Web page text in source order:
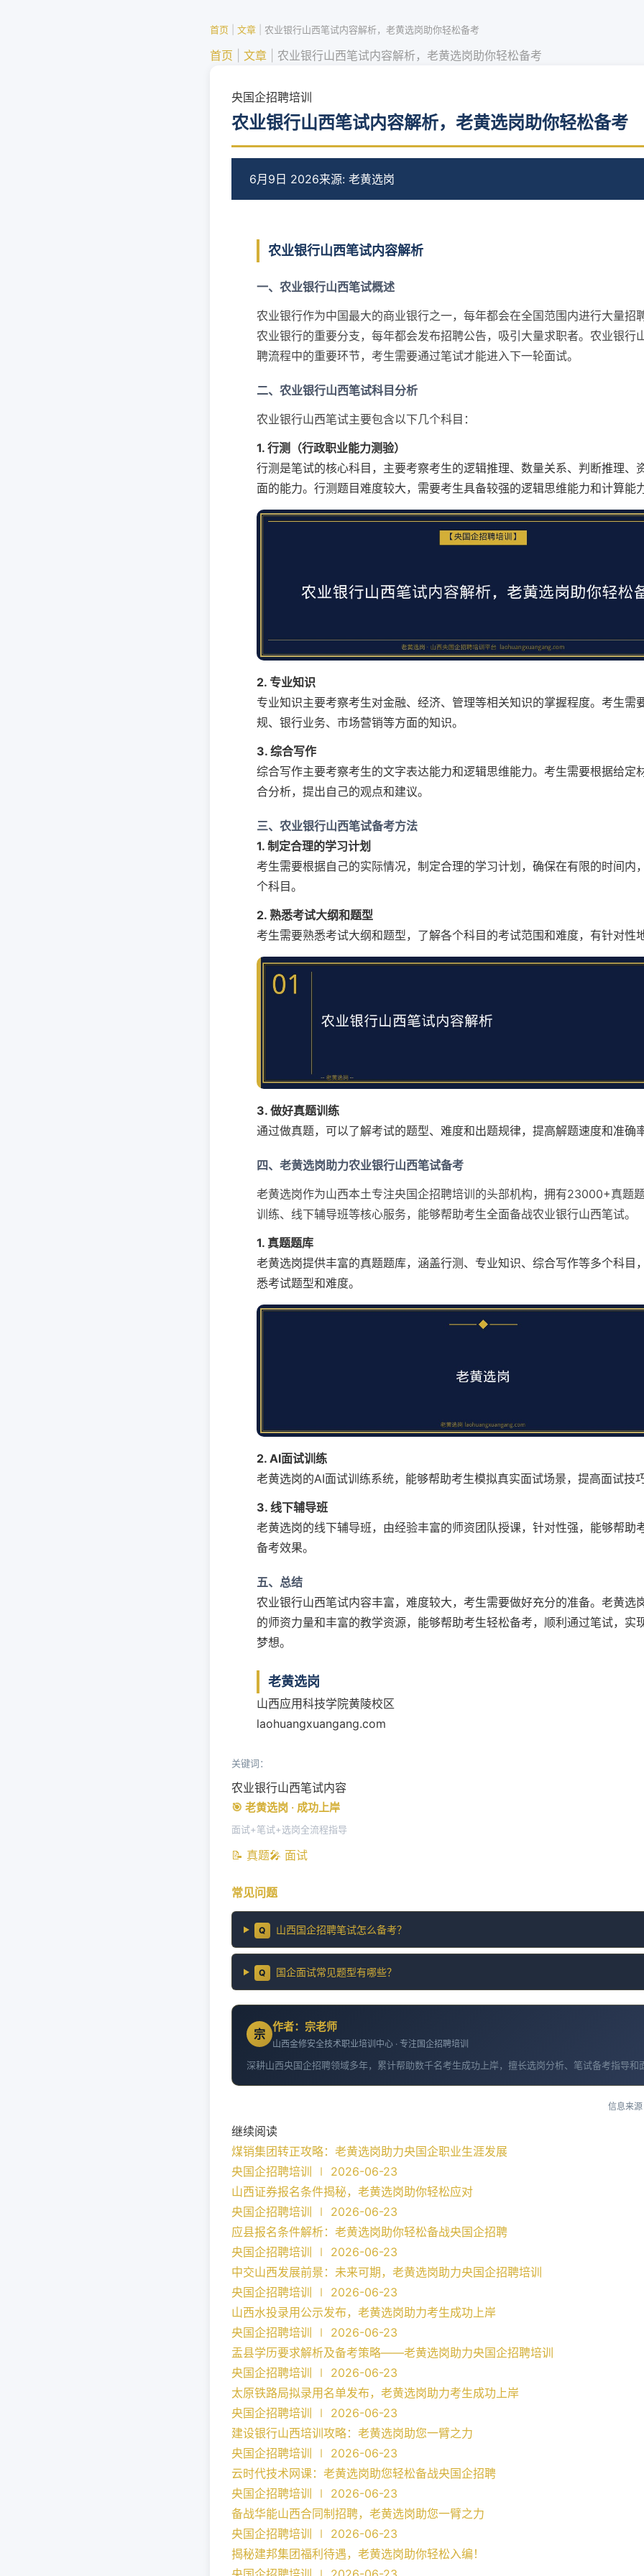
首页 文章 农业银行山西笔试内容解析，老黄选岗助你轻松备考
首页 文章 农业银行山西笔试内容解析，老黄选岗助你轻松备考
央国企招聘培训
农业银行山西笔试内容解析，老黄选岗助你轻松备考
6月9日 2026来源: 老黄选岗
农业银行山西笔试内容解析
一、农业银行山西笔试概述
农业银行作为中国最大的商业银行之一，每年都会在全国范围内进行大量招
农业银行的重要分支，每年都会发布招聘公告，吸引大量求职者。农业银行
聘流程中的重要环节，考生需要通过笔试才能进入下一轮面试。
二、农业银行山西笔试科目分析
农业银行山西笔试主要包含以下几个科目：
1. 行测（行政职业能力测验）
行测是笔试的核心科目，主要考察考生的逻辑推理、数量关系、判断推理、
面的能力。行测题目难度较大，需要考生具备较强的逻辑思维能力和计算能力
2. 专业知识
专业知识主要考察考生对金融、经济、管理等相关知识的掌握程度。考生需
规、银行业务、市场营销等方面的知识。
3. 综合写作
综合写作主要考察考生的文字表达能力和逻辑思维能力。考生需要根据给定
合分析，提出自己的观点和建议。
三、农业银行山西笔试备考方法
1. 制定合理的学习计划
考生需要根据自己的实际情况，制定合理的学习计划，确保在有限的时间内
个科目。
2. 熟悉考试大纲和题型
考生需要熟悉考试大纲和题型，了解各个科目的考试范围和难度，有针对性
3. 做好真题训练
通过做真题，可以了解考试的题型、难度和出题规律，提高解题速度和准确率
四、老黄选岗助力农业银行山西笔试备考
老黄选岗作为山西本土专注央国企招聘培训的头部机构，拥有23000+真题
训练、线下辅导班等核心服务，能够帮助考生全面备战农业银行山西笔试。
1. 真题题库
老黄选岗提供丰富的真题题库，涵盖行测、专业知识、综合写作等多个科目
悉考试题型和难度。
2. AI面试训练
老黄选岗的AI面试训练系统，能够帮助考生模拟真实面试场景，提高面试技
3. 线下辅导班
老黄选岗的线下辅导班，由经验丰富的师资团队授课，针对性强，能够帮助
备考效果。
五、总结
农业银行山西笔试内容丰富，难度较大，考生需要做好充分的准备。老黄选
的师资力量和丰富的教学资源，能够帮助考生轻松备考，顺利通过笔试，实
梦想。
老黄选岗
山西应用科技学院黄陵校区
laohuangxuangang.com
关键词：
农业银行山西笔试内容
🎯 老黄选岗 · 成功上岸
面试+笔试+选岗全流程指导
📝 真题🎤 面试
常见问题
Q 山西国企招聘笔试怎么备考？
Q 国企面试常见题型有哪些？
宗
作者：宗老师
山西金修安全技术职业培训中心 · 专注国企招聘培训
深耕山西央国企招聘领域多年，累计帮助数千名考生成功上岸，擅长选岗分析、笔试备考指导和
信息来
继续阅读
煤销集团转正攻略：老黄选岗助力央国企职业生涯发展
央国企招聘培训 ∣ 2026-06-23
山西证券报名条件揭秘，老黄选岗助你轻松应对
央国企招聘培训 ∣ 2026-06-23
应县报名条件解析：老黄选岗助你轻松备战央国企招聘
央国企招聘培训 ∣ 2026-06-23
中交山西发展前景：未来可期，老黄选岗助力央国企招聘培训
央国企招聘培训 ∣ 2026-06-23
山西水投录用公示发布，老黄选岗助力考生成功上岸
央国企招聘培训 ∣ 2026-06-23
盂县学历要求解析及备考策略——老黄选岗助力央国企招聘培训
央国企招聘培训 ∣ 2026-06-23
太原铁路局拟录用名单发布，老黄选岗助力考生成功上岸
央国企招聘培训 ∣ 2026-06-23
建设银行山西培训攻略：老黄选岗助您一臂之力
央国企招聘培训 ∣ 2026-06-23
云时代技术网课：老黄选岗助您轻松备战央国企招聘
央国企招聘培训 ∣ 2026-06-23
备战华能山西合同制招聘，老黄选岗助您一臂之力
央国企招聘培训 ∣ 2026-06-23
揭秘建邦集团福利待遇，老黄选岗助你轻松入编！